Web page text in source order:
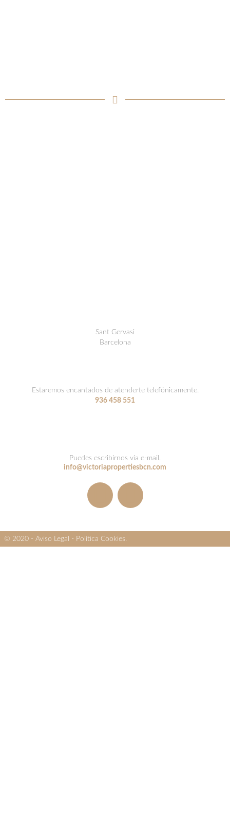
Sant Gervasi
Barcelona
Estaremos encantados de atenderte telefónicamente.
936 458 551
Puedes escribirnos vía e-mail.
info@victoriapropertiesbcn.com
© 2020 - Aviso Legal - Política Cookies.